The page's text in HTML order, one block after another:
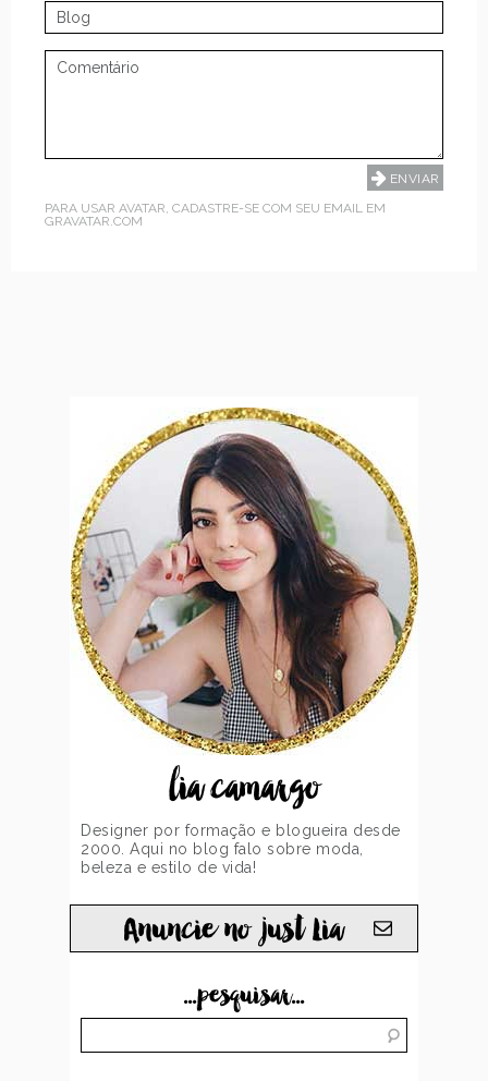
PARA USAR AVATAR, CADASTRE-SE COM SEU EMAIL EM
GRAVATAR.COM
lia camargo
Designer por formação e blogueira desde
2000. Aqui no blog falo sobre moda,
beleza e estilo de vida!
Anuncie no just Lia
...pesquisar...